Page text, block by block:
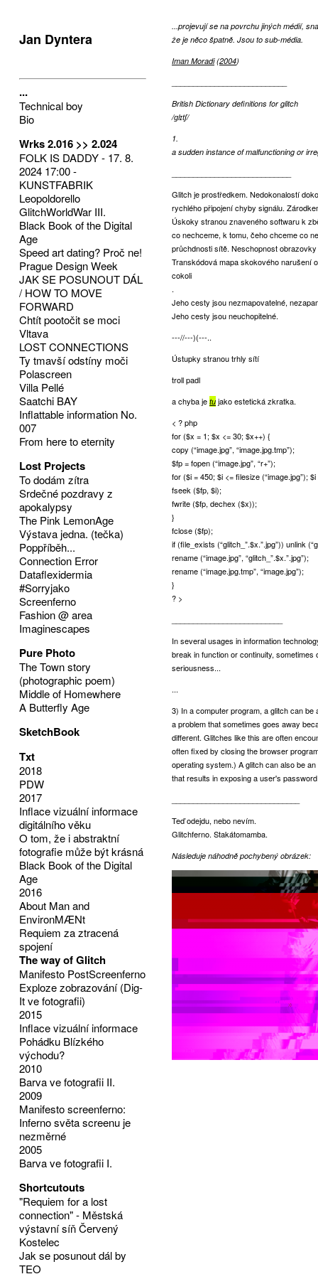
Jan Dyntera
...
Technical boy
Bio
Wrks 2.016 >> 2.024
FOLK IS DADDY - 17. 8.
2024 17:00 -
KUNSTFABRIK
Leopoldorello
GlitchWorldWar III.
Black Book of the Digital
Age
Speed art dating? Proč ne!
Prague Design Week
JAK SE POSUNOUT DÁL
/ HOW TO MOVE
FORWARD
Chtít pootočit se moci
Vltava
LOST CONNECTIONS
Ty tmavší odstíny moči
Polascreen
Villa Pellé
Saatchi BAY
Inflattable information No.
007
From here to eternity
Lost Projects
To dodám zítra
Srdečné pozdravy z
apokalypsy
The Pink LemonAge
Výstava jedna. (tečka)
Poppříběh...
Connection Error
Dataflexidermia
#Sorryjako
Screenferno
Fashion @ area
Imaginescapes
Pure Photo
The Town story
(photographic poem)
Middle of Homewhere
A Butterfly Age
SketchBook
Txt
2018
PDW
2017
Inflace vizuální informace
digitálního věku
O tom, že i abstraktní
fotografie může být krásná
Black Book of the Digital
Age
2016
About Man and
EnvironMÆNt
Requiem za ztracená
spojení
The way of Glitch
Manifesto PostScreenferno
Exploze zobrazování (Dig-
It ve fotografii)
2015
Inflace vizuální informace
Pohádku Blízkého
východu?
2010
Barva ve fotografii II.
2009
Manifesto screenferno:
Inferno světa screenu je
nezměrné
2005
Barva ve fotografii I.
Shortcutouts
"Requiem for a lost
connection" - Městská
výstavní síň Červený
Kostelec
Jak se posunout dál by
TEO
...projevují se na povrchu jiných médií,
že je něco špatně. Jsou to sub-média.
Iman Moradi(2004)
British Dictionary definitions for glitch
/ɡlɪtʃ/
1.
a sudden instance of malfunctioning or
Glitch je prostředkem. Nedokonalostí
rychlého připojení chyby signálu.
Úskoky stranou znaveného softwaru k
co nechceme, k tomu, čeho chceme co
průchdnosti sítě. Neschopnost
Transkódová mapa skokového narušení
cokoli
.
Jeho cesty jsou nezmapovatelné,
Jeho cesty jsou neuchopitelné.
---//---)(---..
Ústupky stranou trhly sítí
troll padl
a chyba je tu jako estetická zkratka.
< ? php
for ($x = 1; $x <= 30; $x++) {
copy (“image.jpg”, “image.jpg.tmp”);
$fp = fopen (“image.jpg”, “r+”);
for ($i = 450; $i <= filesize (“image.jpg”);
fseek ($fp, $i);
fwrite ($fp, dechex ($x));
}
fclose ($fp);
if (file_exists (“glitch_”.$x.”.jpg”)) unlink
rename (“image.jpg”, “glitch_”.$x.”.jpg”);
rename (“image.jpg.tmp”, “image.jpg”);
}
? >
In several usages in information
break in function or continuity,
seriousness...
...
3) In a computer program, a glitch can
a problem that sometimes goes away
different. Glitches like this are often
often fixed by closing the browser
operating system.) A glitch can also be
that results in exposing a user's
Teď odejdu, nebo nevím.
Glitchferno. Stakátomamba.
Následuje náhodně pochybený obrázek: